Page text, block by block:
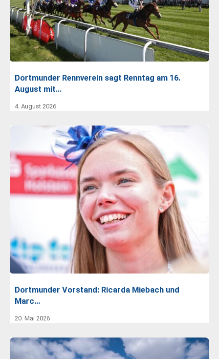
Dortmunder Rennverein sagt Renntag am 16.
August mit…
4. August 2026
Dortmunder Vorstand: Ricarda Miebach und
Marc…
20. Mai 2026